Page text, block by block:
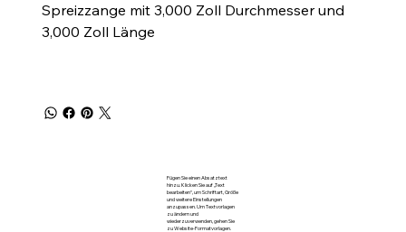
Spreizzange mit 3,000 Zoll Durchmesser und
3,000 Zoll Länge
Fügen Sie einen Absatztext
hinzu. Klicken Sie auf „Text
bearbeiten“, um Schriftart, Größe
und weitere Einstellungen
anzupassen. Um Textvorlagen
zu ändern und
wiederzuverwenden, gehen Sie
zu Website-Formatvorlagen.